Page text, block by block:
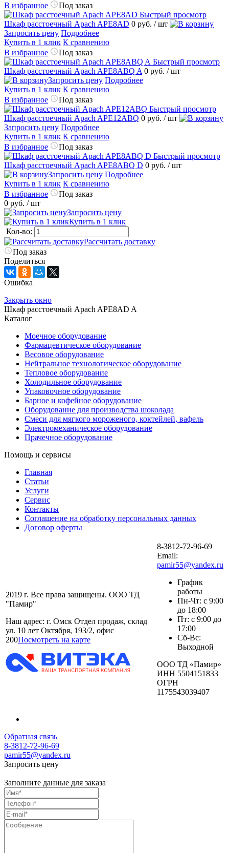
В избранное
Под заказ
Быстрый просмотр
Шкаф расстоечный Apach APE8AD 0 руб. / шт
Запросить цену Подробнее
Купить в 1 клик К сравнению
В избранное
Под заказ
Быстрый просмотр
Шкаф расстоечный Apach APE8ABQ A 0 руб. / шт
Запросить цену Подробнее
Купить в 1 клик К сравнению
В избранное
Под заказ
Быстрый просмотр
Шкаф расстоечный Apach APE12ABQ 0 руб. / шт
Запросить цену Подробнее
Купить в 1 клик К сравнению
В избранное
Под заказ
Быстрый просмотр
Шкаф расстоечный Apach APE8ABQ D 0 руб. / шт
Запросить цену Подробнее
Купить в 1 клик К сравнению
В избранное
Под заказ
0 руб. / шт
Запросить цену
Купить в 1 клик
Кол-во:
Рассчитать доставку
Под заказ
Поделиться
Ошибка
Закрыть окно
Шкаф расстоечный Apach APE8AD A
Каталог
Моечное оборудование
Фармацевтическое оборудование
Весовое оборудование
Нейтральное технологическое оборудование
Тепловое оборудование
Холодильное оборудование
Упаковочное оборудование
Барное и кофейное оборудование
Оборудование для производства шоколада
Смеси для мягкого мороженого, коктейлей, вафель
Электромеханическое оборудование
Прачечное оборудование
Помощь и сервисы
Главная
Статьи
Услуги
Сервис
Контакты
Соглашение на обработку персональных данных
Договор оферты
2019 г. Все права защищены. ООО ТД
"Памир"
Наш адрес: г. Омск Отдел продаж, склад
ул. 10 лет Октября, 193/2, офис
200Посмотреть на карте
8-3812-72-96-69
Email:
pamir55@yandex.ru
График
работы
Пн-Чт: с 9:00
до 18:00
Пт: с 9:00 до
17:00
Сб-Вс:
Выходной
ООО ТД «Памир»
ИНН 5504151833
ОГРН
1175543039407
Обратная связь
8-3812-72-96-69
pamir55@yandex.ru
Запросить цену
Заполните данные для заказа